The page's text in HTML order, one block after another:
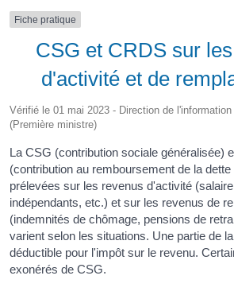
Fiche pratique
CSG et CRDS sur
d'activité et de
Vérifié le 01 mai 2023 - Direction de
(Première ministre)
La CSG (contribution sociale généralisée)
(contribution au remboursement de la
prélevées sur les revenus d'activité
indépendants, etc.) et sur les revenus de
(indemnités de chômage, pensions de
varient selon les situations. Une partie de
déductible pour l'impôt sur le revenu.
exonérés de CSG.